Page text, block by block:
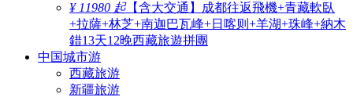
¥ 11980 起【含大交通】成都往返飛機+青藏軟臥
+拉薩+林芝+南迦巴瓦峰+日喀则+羊湖+珠峰+納木
錯13天12晚西藏旅遊拼團
中国城市游
西藏旅游
新疆旅游